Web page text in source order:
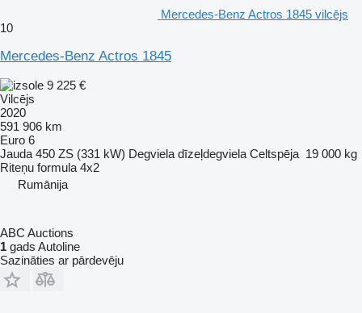
Mercedes-Benz Actros 1845 vilcējs
10
Mercedes-Benz Actros 1845
9 225 €
Vilcējs
2020
591 906 km
Euro 6
Jauda 450 ZS (331 kW) Degviela dīzeļdegviela Celtspēja 19 000 kg
Riteņu formula 4x2
Rumānija
ABC Auctions
1 gads Autoline
Sazināties ar pārdevēju